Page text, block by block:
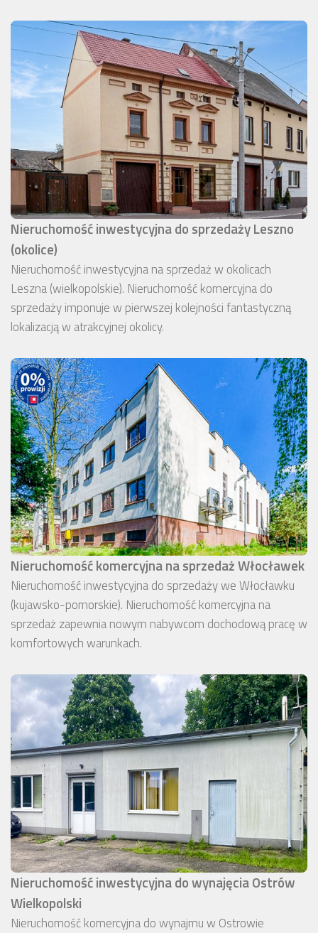
Nieruchomość inwestycyjna do sprzedaży Leszno
(okolice)
Nieruchomość inwestycyjna na sprzedaż w okolicach
Leszna (wielkopolskie). Nieruchomość komercyjna do
sprzedaży imponuje w pierwszej kolejności fantastyczną
lokalizacją w atrakcyjnej okolicy.
Nieruchomość komercyjna na sprzedaż Włocławek
Nieruchomość inwestycyjna do sprzedaży we Włocławku
(kujawsko-pomorskie). Nieruchomość komercyjna na
sprzedaż zapewnia nowym nabywcom dochodową pracę w
komfortowych warunkach.
Nieruchomość inwestycyjna do wynajęcia Ostrów
Wielkopolski
Nieruchomość komercyjna do wynajmu w Ostrowie